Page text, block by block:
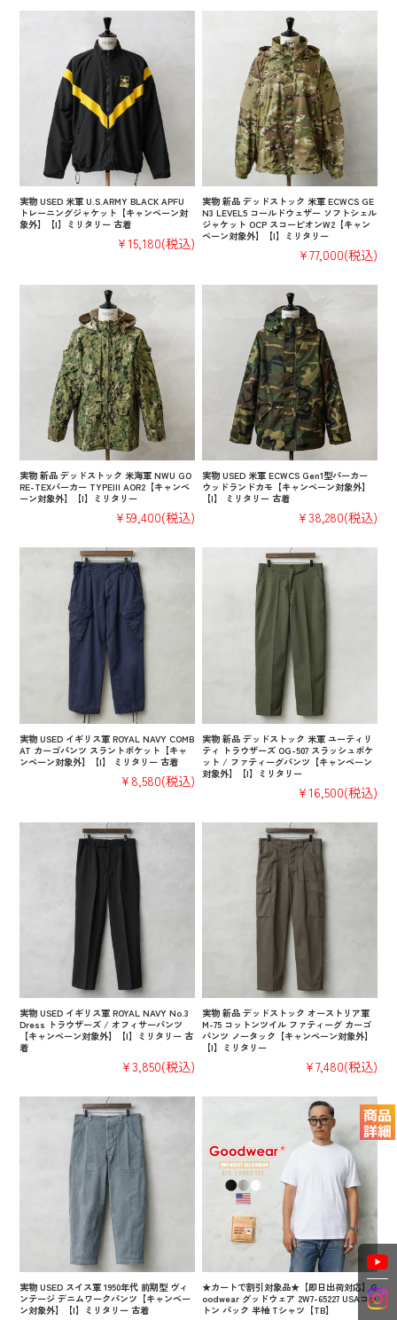
実物 USED 米軍 U.S.ARMY BLACK APFU
トレーニングジャケット【キャンペーン対
象外】【I】ミリタリー 古着
¥15,180(税込)
実物 新品 デッドストック 米軍 ECWCS GE
N3 LEVEL5 コールドウェザー ソフトシェル
ジャケット OCP スコーピオンW2【キャン
ペーン対象外】【I】ミリタリー
¥77,000(税込)
実物 新品 デッドストック 米海軍 NWU GO
RE-TEXパーカー TYPEIII AOR2【キャンペ
ーン対象外】【I】ミリタリー
¥59,400(税込)
実物 USED 米軍 ECWCS Gen1型パーカー
ウッドランドカモ【キャンペーン対象外】
【I】 ミリタリー 古着
¥38,280(税込)
実物 USED イギリス軍 ROYAL NAVY COMB
AT カーゴパンツ スラントポケット【キャ
ンペーン対象外】【I】 ミリタリー 古着
¥8,580(税込)
実物 新品 デッドストック 米軍 ユーティリ
ティ トラウザーズ OG-507 スラッシュポケ
ット / ファティーグパンツ【キャンペーン
対象外】【I】ミリタリー
¥16,500(税込)
実物 USED イギリス軍 ROYAL NAVY No.3
Dress トラウザーズ / オフィサーパンツ
【キャンペーン対象外】【I】ミリタリー 古
着
¥3,850(税込)
実物 新品 デッドストック オーストリア軍
M-75 コットンツイル ファティーグ カーゴ
パンツ ノータック【キャンペーン対象外】
【I】ミリタリー
¥7,480(税込)
実物 USED スイス軍 1950年代 前期型 ヴィ
ンテージ デニムワークパンツ【キャンペー
ン対象外】【I】ミリタリー 古着
★カートで割引対象品★【即日出荷対応】G
oodwear グッドウェア 2W7-65227 USAコッ
トン パック 半袖 Tシャツ【TB】